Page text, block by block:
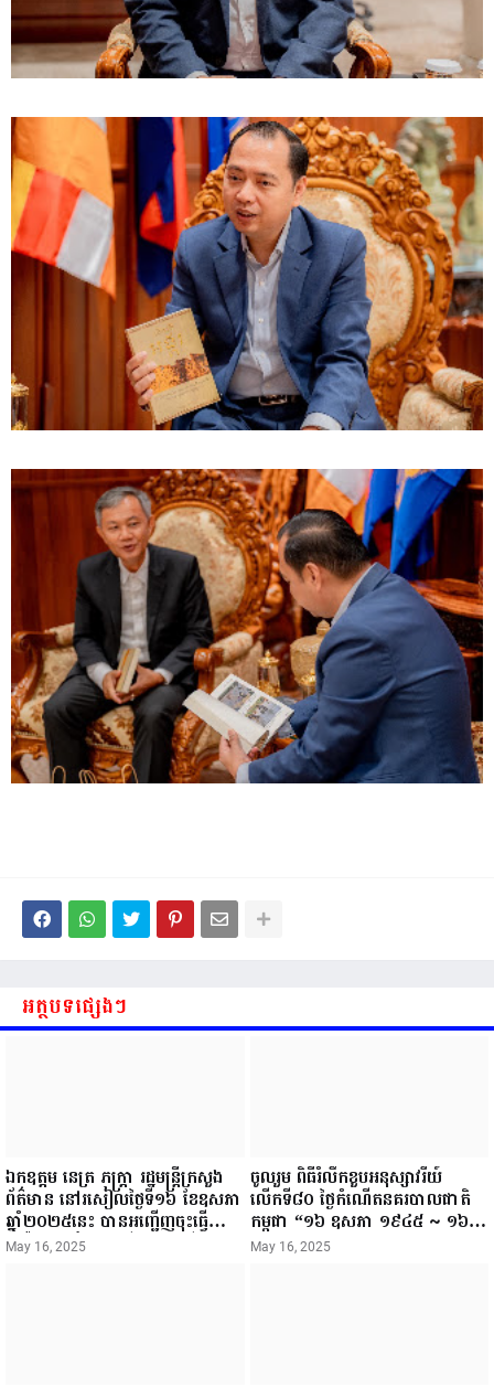
អត្ថបទផ្សេងៗ
ឯកឧត្តម នេត្រ ភក្ត្រា រដ្ឋមន្ត្រីក្រសួង
ព័ត៌មាន នៅរសៀលថ្ងៃទី១៦ ខែឧសភា
ឆ្នាំ២០២៥នេះ បានអញ្ជើញចុះធ្វើ
ជំរឿនថ្នាក់ដឹកនាំមន្ត្រីរាជការស៉ីវិល នៃ
May 16, 2025
ចូលរួម ពិធីរំលឹកខួបអនុស្សាវរីយ៍
លើកទី៨០ ថ្ងៃកំណើតនគរបាលជាតិ
កម្ពុជា “១៦ ឧសភា ១៩៤៥ ~ ១៦
ឧសភា ២០២៥”...
May 16, 2025